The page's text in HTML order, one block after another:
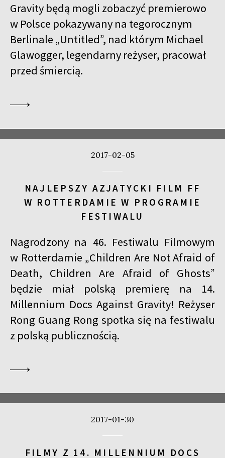
Gravity będą mogli zobaczyć premierowo
w Polsce pokazywany na tegorocznym
Berlinale „Untitled”, nad którym Michael
Glawogger, legendarny reżyser, pracował
przed śmiercią.
2017-02-05
NAJLEPSZY AZJATYCKI FILM FF
W ROTTERDAMIE W PROGRAMIE
FESTIWALU
Nagrodzony na 46. Festiwalu Filmowym
w Rotterdamie „Children Are Not Afraid of
Death, Children Are Afraid of Ghosts”
będzie miał polską premierę na 14.
Millennium Docs Against Gravity! Reżyser
Rong Guang Rong spotka się na festiwalu
z polską publicznością.
2017-01-30
FILMY Z 14. MILLENNIUM DOCS